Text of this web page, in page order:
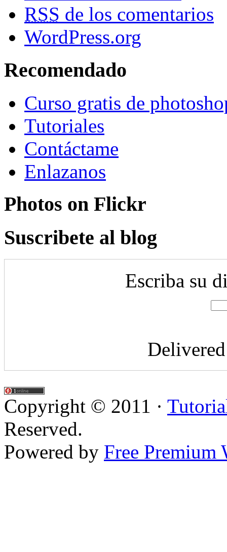
RSS de los comentarios
WordPress.org
Recomendado
Curso gratis de
Tutoriales
Contáctame
Enlazanos
Photos on Flickr
Suscribete al blog
Escriba su
Copyright © 2011 ·
Reserved.
Powered by Free Premium